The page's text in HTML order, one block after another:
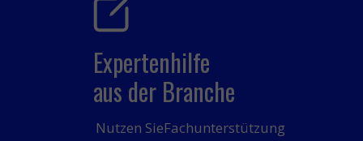
Nutzen SieFachunterstützung
Expertenhilfe
aus der Branche